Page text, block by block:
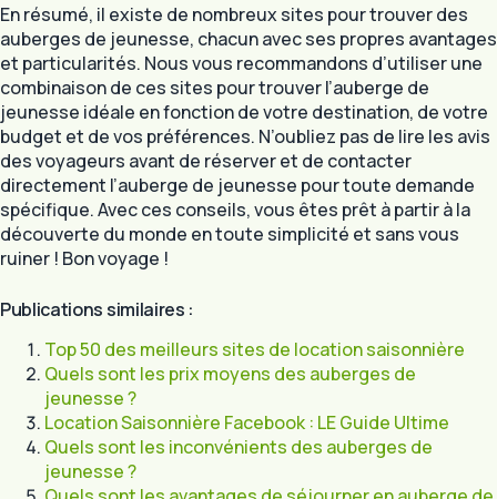
En résumé, il existe de nombreux sites pour trouver des
auberges de jeunesse, chacun avec ses propres avantages
et particularités. Nous vous recommandons d’utiliser une
combinaison de ces sites pour trouver l’auberge de
jeunesse idéale en fonction de votre destination, de votre
budget et de vos préférences. N’oubliez pas de lire les avis
des voyageurs avant de réserver et de contacter
directement l’auberge de jeunesse pour toute demande
spécifique. Avec ces conseils, vous êtes prêt à partir à la
découverte du monde en toute simplicité et sans vous
ruiner ! Bon voyage !
Publications similaires :
Top 50 des meilleurs sites de location saisonnière
Quels sont les prix moyens des auberges de
jeunesse ?
Location Saisonnière Facebook : LE Guide Ultime
Quels sont les inconvénients des auberges de
jeunesse ?